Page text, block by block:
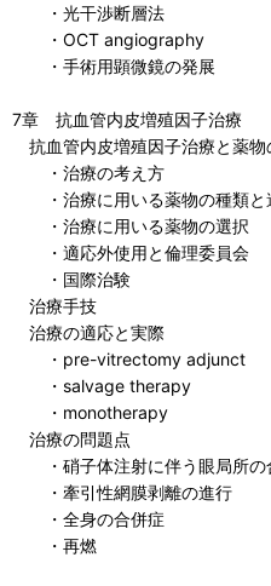
・光干渉断層法
・OCT angiography
・手術用顕微鏡の発展
7章 抗血管内皮増殖因子治療
抗血管内皮増殖因子治療と薬物
・治療の考え方
・治療に用いる薬物の種類と
・治療に用いる薬物の選択
・適応外使用と倫理委員会
・国際治験
治療手技
治療の適応と実際
・pre-vitrectomy adjunct
・salvage therapy
・monotherapy
治療の問題点
・硝子体注射に伴う眼局所の
・牽引性網膜剥離の進行
・全身の合併症
・再燃